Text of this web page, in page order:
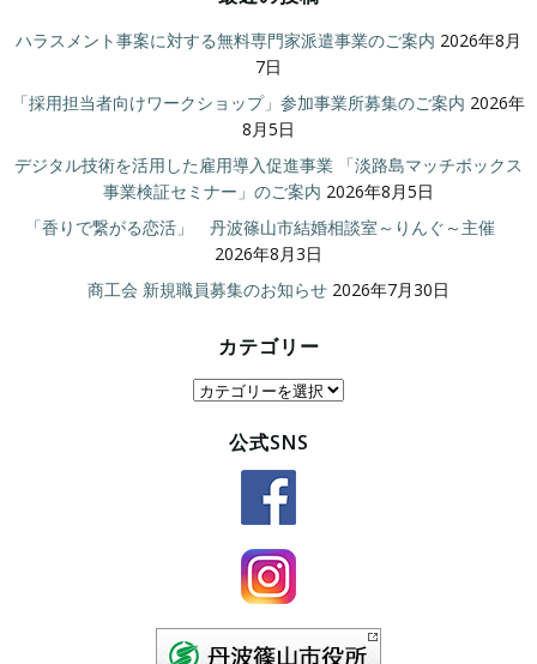
ハラスメント事案に対する無料専門家派遣事業のご案内 2026年8月
7日
「採用担当者向けワークショップ」参加事業所募集のご案内 2026年
8月5日
デジタル技術を活用した雇用導入促進事業 「淡路島マッチボックス
事業検証セミナー」のご案内 2026年8月5日
「香りで繋がる恋活」 丹波篠山市結婚相談室～りんぐ～主催
2026年8月3日
商工会 新規職員募集のお知らせ 2026年7月30日
カテゴリー
カ
公式SNS